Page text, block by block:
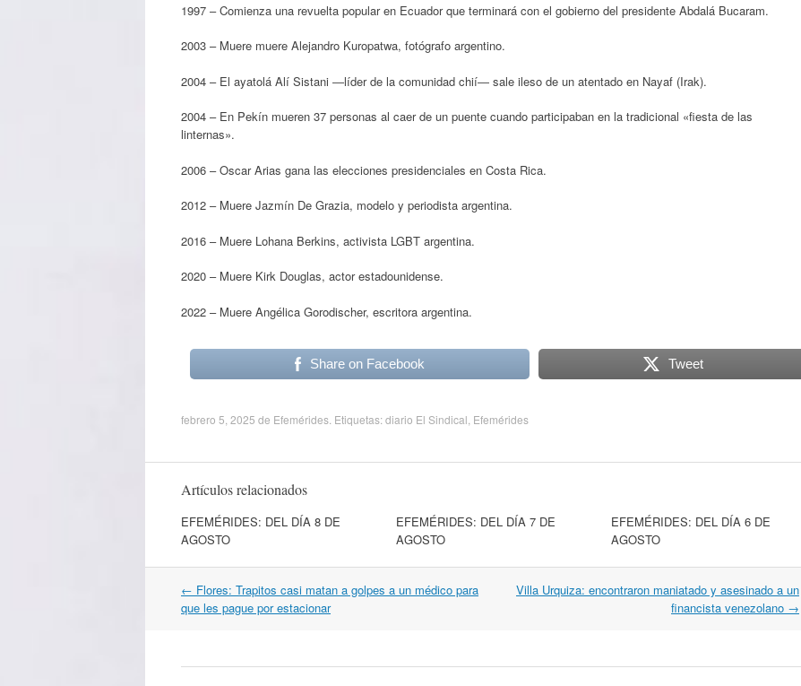
1997 – Comienza una revuelta popular en Ecuador que terminará con el gobierno del presidente Abdalá Bucaram.
2003 – Muere muere Alejandro Kuropatwa, fotógrafo argentino.
2004 – El ayatolá Alí Sistani ―líder de la comunidad chií― sale ileso de un atentado en Nayaf (Irak).
2004 – En Pekín mueren 37 personas al caer de un puente cuando participaban en la tradicional «fiesta de las
linternas».
2006 – Oscar Arias gana las elecciones presidenciales en Costa Rica.
2012 – Muere Jazmín De Grazia, modelo y periodista argentina.
2016 – Muere Lohana Berkins, activista LGBT argentina.
2020 – Muere Kirk Douglas, actor estadounidense.
2022 – Muere Angélica Gorodischer, escritora argentina.
Share on Facebook Tweet
febrero 5, 2025 de Efemérides . Etiquetas:diario El Sindical Efemérides
Artículos relacionados
EFEMÉRIDES: DEL DÍA 8 DE
AGOSTO
EFEMÉRIDES: DEL DÍA 7 DE
AGOSTO
EFEMÉRIDES: DEL DÍA 6 DE
AGOSTO
Navegación
por
← Flores: Trapitos casi matan a golpes a un médico para
que les pague por estacionar
Villa Urquiza: encontraron maniatado y asesinado a un
financista venezolano →